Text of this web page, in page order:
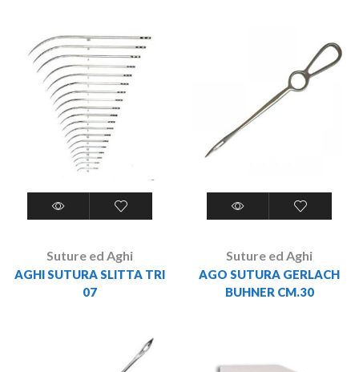
Suture ed Aghi
AGHI SUTURA SLITTA TRI
07
Suture ed Aghi
AGO SUTURA GERLACH
BUHNER CM.30